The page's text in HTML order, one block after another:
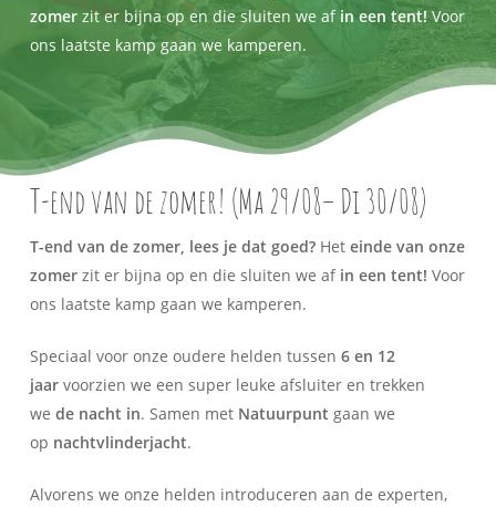
zomer zit er bijna op en die sluiten we af in een tent! Voor
ons laatste kamp gaan we kamperen.
T-end van de zomer! (Ma 29/08– Di 30/08)
T-end van de zomer, lees je dat goed?Het einde van onze
zomerzit er bijna op en die sluiten we af in een tent! Voor
ons laatste kamp gaan we kamperen.
Speciaal voor onze oudere helden tussen 6 en 12
jaarvoorzien we een super leuke afsluiter en trekken
we de nacht in. Samen met Natuurpunt gaan we
op nachtvlinderjacht.
Alvorens we onze helden introduceren aan de experten,